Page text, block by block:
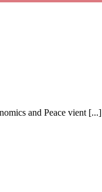
and Peace vient [...]